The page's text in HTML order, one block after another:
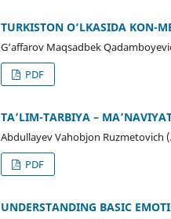
TURKISTON O‘LKASIDA KON-
G‘affarov Maqsadbek
PDF
TA’LIM-TARBIYA –
Abdullayev Vahobjon Ruzmetovich
PDF
UNDERSTANDING BASIC